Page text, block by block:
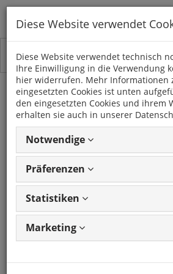
X-TRAIL (T32)
(2014 -)
17 Artikel
Artikel1 - 17 von 17
Artikeln
ändern
Diese Website verwendet
Diese Website verwendet technisch
Ihre Einwilligung in die Verwendung
hier widerrufen. Mehr Informationen
eingesetzten Cookies ist unten
den eingesetzten Cookies und ihrem
erhalten sie auch in unserer
Notwendige
Präferenzen
Statistiken
Marketing